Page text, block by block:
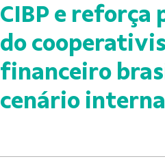
CIBP e
do
financeiro
cenário